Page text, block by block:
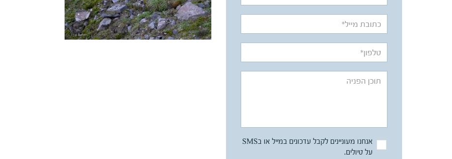
אנחנו מעוניינים לקבל עדכונים במייל או בSMS
על טיולים.